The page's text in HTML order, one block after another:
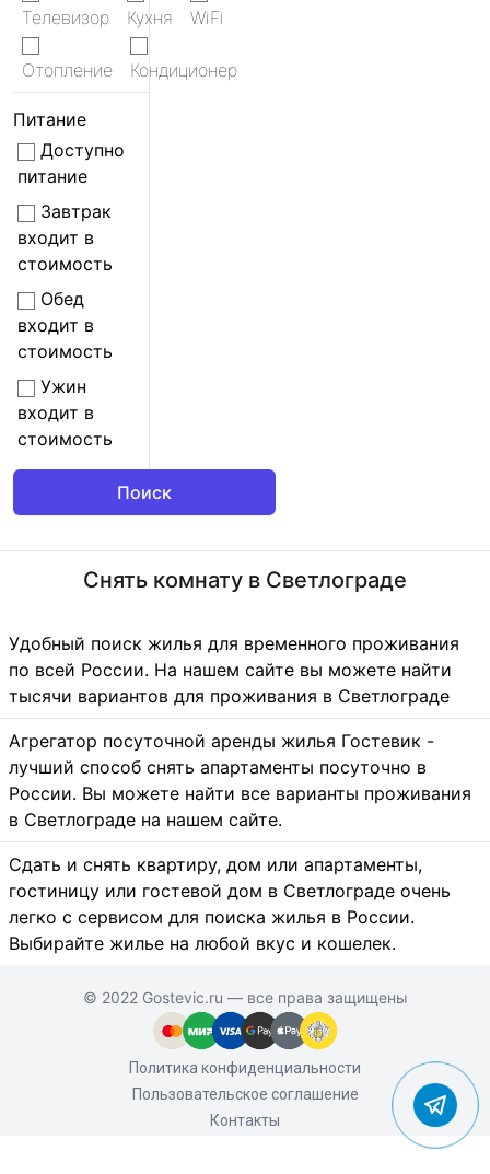
Телевизор Кухня WiFi
Отопление Кондиционер
Питание
Доступно
питание
Завтрак
входит в
стоимость
Обед
входит в
стоимость
Ужин
входит в
стоимость
Снять комнату в Светлограде
Удобный поиск жилья для временного проживания
по всей России. На нашем сайте вы можете найти
тысячи вариантов для проживания в Светлограде
Агрегатор посуточной аренды жилья Гостевик -
лучший способ снять апартаменты посуточно в
России. Вы можете найти все варианты проживания
в Светлограде на нашем сайте.
Сдать и снять квартиру, дом или апартаменты,
гостиницу или гостевой дом в Светлограде очень
легко с сервисом для поиска жилья в России.
Выбирайте жилье на любой вкус и кошелек.
© 2022 Gostevic.ru — все права защищены
Политика конфиденциальности
Пользовательское соглашение
Контакты